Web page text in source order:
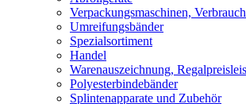
Verpackungsmaschinen,
Umreifungsbänder
Spezialsortiment
Handel
Warenauszeichnung,
Polyesterbindebänder
Splintenapparate und Zubehör